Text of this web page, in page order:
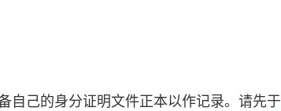
自己的身分证明文件正本以作记录。请先于